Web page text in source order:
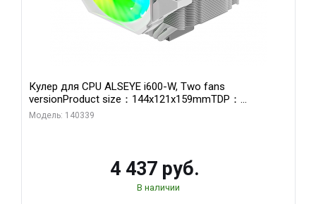
Кулер для CPU ALSEYE i600-W, Two fans
versionProduct size：144x121x159mmTDP：
270WSoldering technology CD textureApplication:Intel：
Модель: 140339
4 437 руб.
В наличии